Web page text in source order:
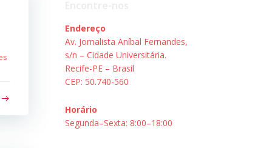
Endereço
Av. Jornalista Aníbal Fernandes,
s/n – Cidade Universitária.
Recife-PE – Brasil
CEP: 50.740-560
Horário
Segunda–Sexta: 8:00–18:00